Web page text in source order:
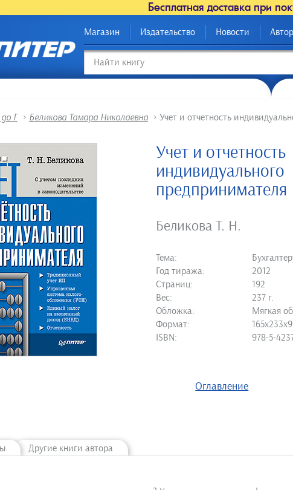
Бесплатная доставка при
Магазин Издательство Новости
Г > Беликова Тамара Николаевна > Учет и отчетность
Учет и отчетность
индивидуального
предпринимателя
Беликова Т. Н.
Тема:
Год тиража:
2012
Страниц:
192
Вес:
237 г.
Обложка:
Мягкая
Формат:
ISBN:
978-5-
Оглавление
Другие книги автора